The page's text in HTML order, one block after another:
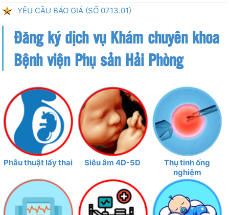
YÊU CẦU BÁO GIÁ (SỐ 0713.01)
Đăng ký dịch vụ Khám chuyên khoa
Bệnh viện Phụ sản Hải Phòng
Phẫu thuật lấy thai Siêu âm 4D-5D
Thụ tinh ống
nghiệm